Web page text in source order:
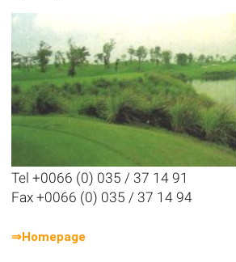
Tel +0066 (0) 035 / 37 14 91
Fax +0066 (0) 035 / 37 14 94
⇒Homepage